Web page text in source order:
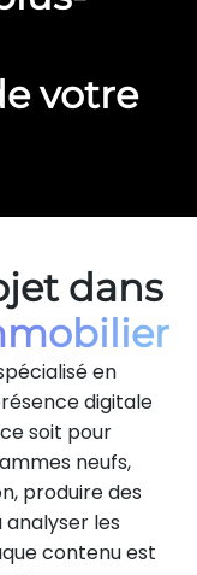
votre
dans
en
digitale
soit pour
neufs,
produire des
analyser les
contenu est